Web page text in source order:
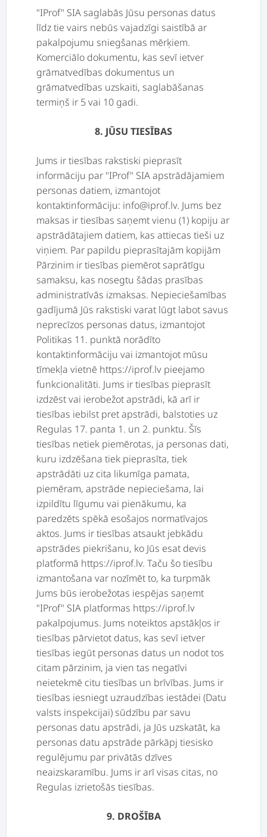
"IProf" SIA saglabās Jūsu personas datus
līdz tie vairs nebūs vajadzīgi saistībā ar
pakalpojumu sniegšanas mērķiem.
Komerciālo dokumentu, kas sevī ietver
grāmatvedības dokumentus un
grāmatvedības uzskaiti, saglabāšanas
termiņš ir 5 vai 10 gadi.
8. JŪSU TIESĪBAS
Jums ir tiesības rakstiski pieprasīt
informāciju par "IProf" SIA apstrādājamiem
personas datiem, izmantojot
kontaktinformāciju: info@iprof.lv. Jums bez
maksas ir tiesības saņemt vienu (1) kopiju ar
apstrādātajiem datiem, kas attiecas tieši uz
viņiem. Par papildu pieprasītajām kopijām
Pārzinim ir tiesības piemērot saprātīgu
samaksu, kas nosegtu šādas prasības
administratīvās izmaksas. Nepieciešamības
gadījumā Jūs rakstiski varat lūgt labot savus
neprecīzos personas datus, izmantojot
Politikas 11. punktā norādīto
kontaktinformāciju vai izmantojot mūsu
tīmekļa vietnē https://iprof.lv pieejamo
funkcionalitāti. Jums ir tiesības pieprasīt
izdzēst vai ierobežot apstrādi, kā arī ir
tiesības iebilst pret apstrādi, balstoties uz
Regulas 17. panta 1. un 2. punktu. Šīs
tiesības netiek piemērotas, ja personas dati,
kuru izdzēšana tiek pieprasīta, tiek
apstrādāti uz cita likumīga pamata,
piemēram, apstrāde nepieciešama, lai
izpildītu līgumu vai pienākumu, ka
paredzēts spēkā esošajos normatīvajos
aktos. Jums ir tiesības atsaukt jebkādu
apstrādes piekrišanu, ko Jūs esat devis
platformā https://iprof.lv. Taču šo tiesību
izmantošana var nozīmēt to, ka turpmāk
Jums būs ierobežotas iespējas saņemt
"IProf" SIA platformas https://iprof.lv
pakalpojumus. Jums noteiktos apstākļos ir
tiesības pārvietot datus, kas sevī ietver
tiesības iegūt personas datus un nodot tos
citam pārzinim, ja vien tas negatīvi
neietekmē citu tiesības un brīvības. Jums ir
tiesības iesniegt uzraudzības iestādei (Datu
valsts inspekcijai) sūdzību par savu
personas datu apstrādi, ja Jūs uzskatāt, ka
personas datu apstrāde pārkāpj tiesisko
regulējumu par privātās dzīves
neaizskaramību. Jums ir arī visas citas, no
Regulas izrietošās tiesības.
9. DROŠĪBA